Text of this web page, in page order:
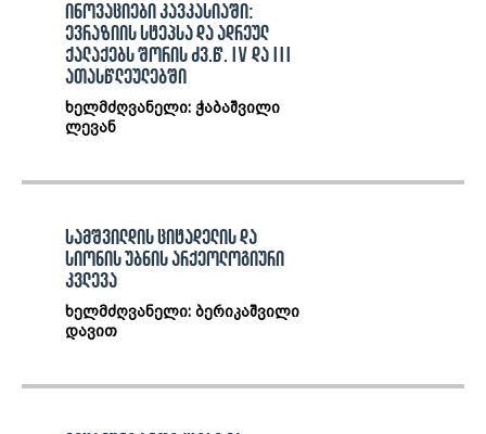
ინოვაციები კავკასიაში:
ევრაზიის სტეპსა და ადრეულ
ქალაქებს შორის ძვ.წ. IV და III
ათასწლეულებში
ხელმძღვანელი: ჭაბაშვილი
ლევან
სამშვილდის ციტადელის და
სიონის უბნის არქეოლოგიური
კვლევა
ხელმძღვანელი: ბერიკაშვილი
დავით